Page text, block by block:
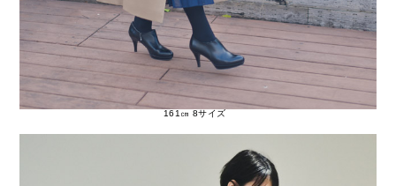
161㎝ 8サイズ